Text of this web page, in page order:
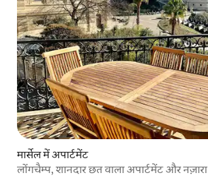
मार्सेल में अपार्टमेंट
लोंगचैम्प, शानदार छत वाला अपार्टमेंट और नज़ारा